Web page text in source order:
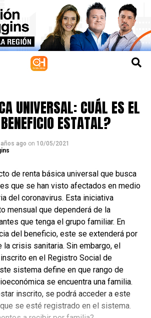
UNIVERSAL: CUÁL ES EL
ESTATAL?
años ago on 10/05/2021
de renta básica universal que busca
que se han visto afectados en medio
del coronavirus. Esta iniciativa
mensual que dependerá de la
que tenga el grupo familiar. En
del beneficio, este se extenderá por
crisis sanitaria. Sin embargo, el
en el Registro Social de
sistema define en que rango de
se encuentra una familia.
inscrito, se podrá acceder a este
se esté registrado en el sistema.